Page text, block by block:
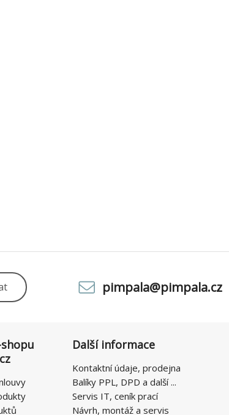
pimpala@pimpala.cz
Další informace
Kontaktní údaje, prodejna
Balíky PPL, DPD a další ...
Servis IT, ceník prací
Návrh, montáž a servis